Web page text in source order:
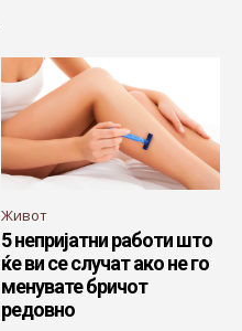
Живот
5 непријатни работи што
ќе ви се случат ако не го
менувате бричот
редовно